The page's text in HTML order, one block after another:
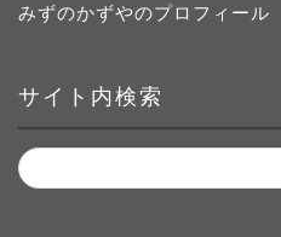
みずのかずやのプロフィール
サイト内検索